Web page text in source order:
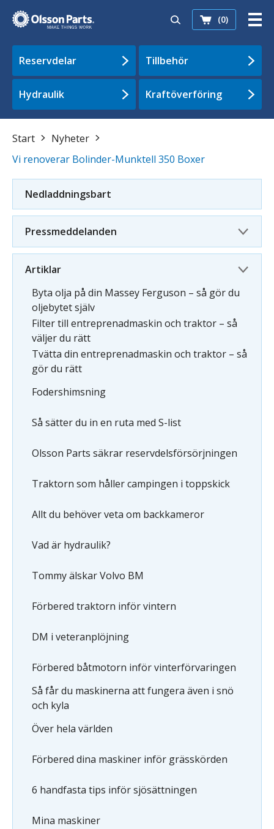
(0)
Reservdelar Tillbehör
Hydraulik Kraftöverföring
Start
Nyheter
Vi renoverar Bolinder-Munktell 350 Boxer
Nedladdningsbart
Pressmeddelanden
Artiklar
Byta olja på din Massey Ferguson – så gör du
oljebytet själv
Filter till entreprenadmaskin och traktor – så
väljer du rätt
Tvätta din entreprenadmaskin och traktor – så
gör du rätt
Fodershimsning
Så sätter du in en ruta med S-list
Olsson Parts säkrar reservdelsförsörjningen
Traktorn som håller campingen i toppskick
Allt du behöver veta om backkameror
Vad är hydraulik?
Tommy älskar Volvo BM
Förbered traktorn inför vintern
DM i veteranplöjning
Förbered båtmotorn inför vinterförvaringen
Så får du maskinerna att fungera även i snö
och kyla
Över hela världen
Förbered dina maskiner inför grässkörden
6 handfasta tips inför sjösättningen
Mina maskiner